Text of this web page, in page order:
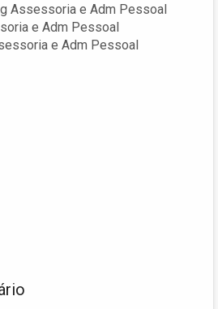
Assessoria e Adm Pessoal
e Adm Pessoal
e Adm Pessoal